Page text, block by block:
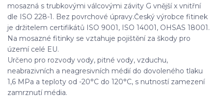
mosazná s trubkovými válcovými závity G vnější x vnitřní
dle ISO 228-1. Bez povrchové úpravy.Český výrobce fitinek
je držitelem certifikátů ISO 9001, ISO 14001, OHSAS 18001.
Na mosazné fitinky se vztahuje pojištění za škody pro
území celé EU.
Určeno pro rozvody vody, pitné vody, vzduchu,
neabrazivních a neagresivních médií do dovoleného tlaku
1,6 MPa a teploty od -20°C do 120°C, s nutností zamezení
zamrznutí média.